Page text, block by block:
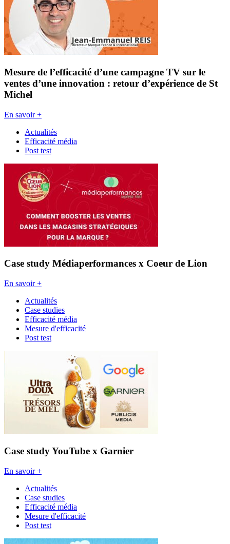
Mesure de l’efficacité d’une campagne TV sur le
ventes d’une innovation : retour d’expérience de St
Michel
En savoir +
Actualités
Efficacité média
Post test
Case study Médiaperformances x Coeur de Lion
En savoir +
Actualités
Case studies
Efficacité média
Mesure d'efficacité
Post test
Case study YouTube x Garnier
En savoir +
Actualités
Case studies
Efficacité média
Mesure d'efficacité
Post test